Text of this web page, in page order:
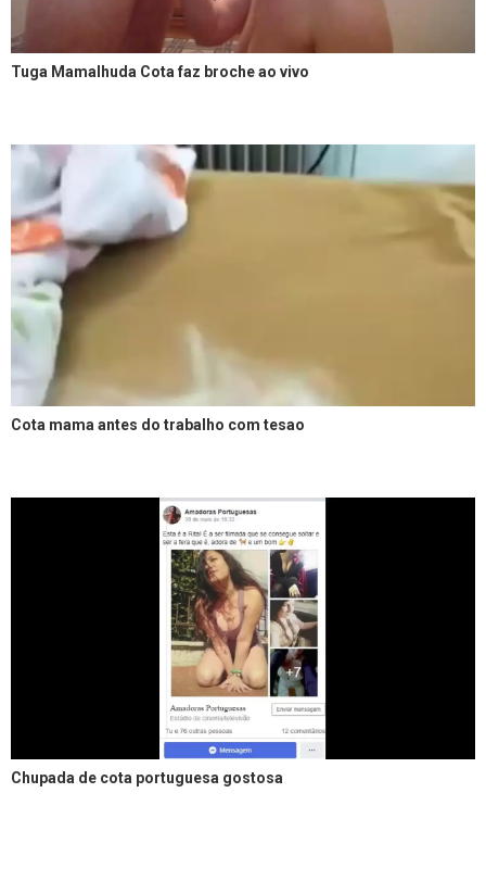
Tuga Mamalhuda Cota faz broche ao vivo
Cota mama antes do trabalho com tesao
Chupada de cota portuguesa gostosa